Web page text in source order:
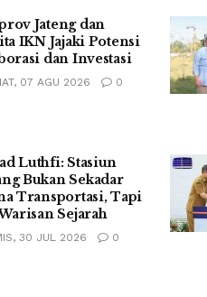
Jateng dan
IKN Jajaki Potensi
dan Investasi
07 AGU 2026 0
Luthfi: Stasiun
Bukan Sekadar
Transportasi, Tapi
Sejarah
30 JUL 2026 0